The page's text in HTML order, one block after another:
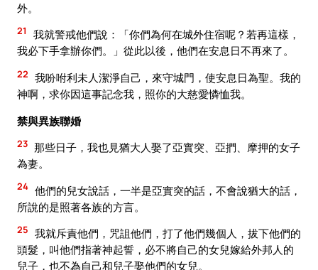
外。
21
我就警戒他們說：「你們為何在城外住宿呢？若再這樣，
我必下手拿辦你們。」從此以後，他們在安息日不再來了。
22 我吩咐利未人潔淨自己，來守城門，使安息日為聖。我的
神啊，求你因這事記念我，照你的大慈愛憐恤我。
禁與異族聯婚
23 那些日子，我也見猶大人娶了亞實突、亞捫、摩押的女子
為妻。
24 他們的兒女說話，一半是亞實突的話，不會說猶大的話，
所說的是照著各族的方言。
25 我就斥責他們，咒詛他們，打了他們幾個人，拔下他們的
頭髮，叫他們指著神起誓，必不將自己的女兒嫁給外邦人的
兒子，也不為自己和兒子娶他們的女兒。